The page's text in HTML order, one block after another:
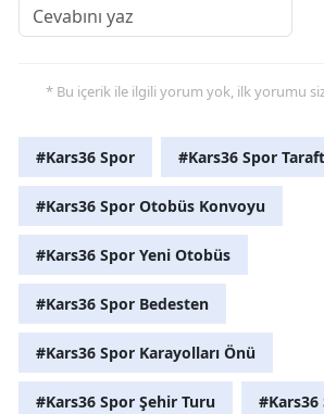
* Bu içerik ile ilgili yorum yok, ilk yorumu siz
#Kars36 Spor #Kars36 Spor
#Kars36 Spor Otobüs Konvoyu
#Kars36 Spor Yeni Otobüs
#Kars36 Spor Bedesten
#Kars36 Spor Karayolları Önü
#Kars36 Spor Şehir Turu